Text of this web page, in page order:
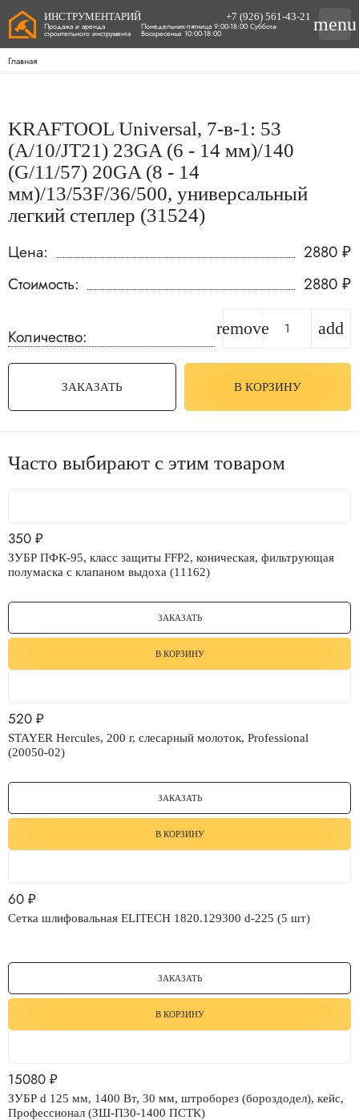
Главная
KRAFTOOL Universal, 7-в-1: 53
(A/10/JT21) 23GA (6 - 14 мм)/140
(G/11/57) 20GA (8 - 14
мм)/13/53F/36/500, универсальный
легкий степлер (31524)
Цена:
2880 ₽
Стоимость: 2880 ₽
Количество: remove add
ЗАКАЗАТЬ В КОРЗИНУ
Часто выбирают с этим товаром
350 ₽
ЗУБР ПФК-95, класс защиты FFP2, коническая, фильтрующая
полумаска с клапаном выдоха (11162)
ЗАКАЗАТЬ
В КОРЗИНУ
520 ₽
STAYER Hercules, 200 г, слесарный молоток, Professional
(20050-02)
ЗАКАЗАТЬ
В КОРЗИНУ
60 ₽
Сетка шлифовальная ELITECH 1820.129300 d-225 (5 шт)
ЗАКАЗАТЬ
В КОРЗИНУ
15080 ₽
ЗУБР d 125 мм, 1400 Вт, 30 мм, штроборез (бороздодел), кейс,
Профессионал (ЗШ-П30-1400 ПСТК)
ИНСТРУМЕНТАРИЙ
Продажа и аренда
строительного инструмента
+7 (926) 561-43-21
Понедельник-пятница 9:00-18:00 Суббота-
Воскресенье 10:00-18:00 menu